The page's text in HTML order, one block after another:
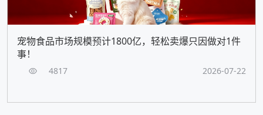
宠物食品市场规模预计1800亿，轻松卖爆只因做对1件
事！
4817 2026-07-22